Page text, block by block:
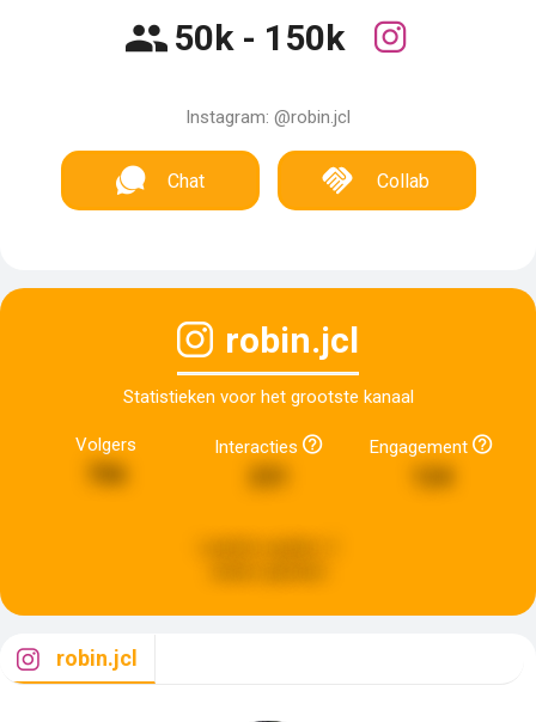
50k - 150k
Instagram: @robin.jcl
Chat Collab
robin.jcl
Statistieken voor het grootste kanaal
Volgers
706
Interacties Engagement
robin.jcl